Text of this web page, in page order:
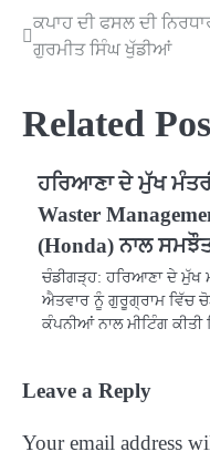
Post
ਕਪਾਹ ਦੀ ਫਸਲ ਦੀ
ਗੁਰਮੀਤ ਸਿੰਘ ਖੁੱਡੀਆਂ
Related
ਹਰਿਆਣਾ ਦੇ ਮੁੱਖ
Waster
(Honda) ਨਾਲ
ਚੰਡੀਗੜ੍ਹ: ਹਰਿਆਣਾ ਦੇ ਮੁੱਖ
ਐਤਵਾਰ ਨੂੰ ਗੁਰੂਗ੍ਰਾਮ ਵਿੱਚ
ਕੰਪਨੀਆਂ ਨਾਲ ਮੀਟਿੰਗ ਕੀਤੀ
Leave a Reply
Your email address